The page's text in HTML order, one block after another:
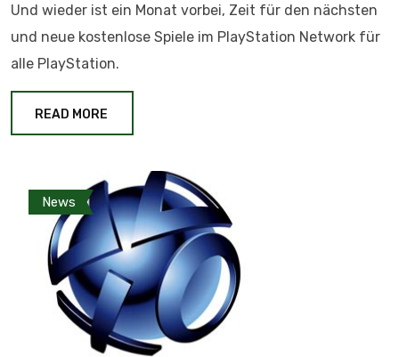
Und wieder ist ein Monat vorbei, Zeit für den nächsten
und neue kostenlose Spiele im PlayStation Network für
alle PlayStation.
READ MORE
News